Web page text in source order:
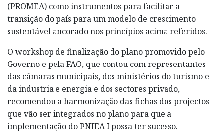
(PROMEA) como instrumentos para facilitar a
transição do país para um modelo de crescimento
sustentável ancorado nos princípios acima referidos.
O workshop de finalização do plano promovido pelo
Governo e pela FAO, que contou com representantes
das câmaras municipais, dos ministérios do turismo e
da industria e energia e dos sectores privado,
recomendou a harmonização das fichas dos projectos
que vão ser integrados no plano para que a
implementação do PNIEA I possa ter sucesso.